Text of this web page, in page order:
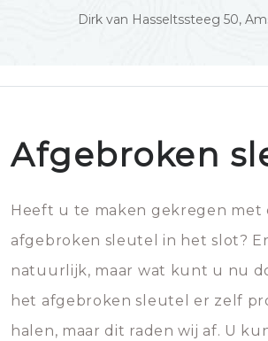
Dirk van Hasseltssteeg 50,
Afgebroken
Heeft u te maken gekregen met
afgebroken sleutel in het slot?
natuurlijk, maar wat kunt u nu
het afgebroken sleutel er zelf
halen, maar dit raden wij af. U